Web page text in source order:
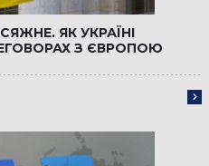
ЯК УКРАЇНІ
З ЄВРОПОЮ